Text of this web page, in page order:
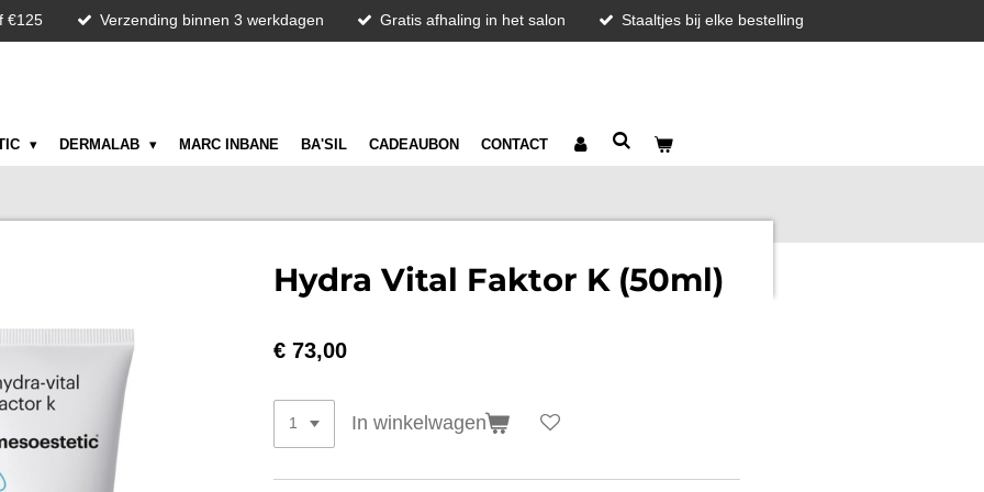
€125 Verzending binnen 3 werkdagen Gratis afhaling in het salon Staaltjes bij elke bestelling
DERMALAB MARC INBANE BA'SIL CADEAUBON CONTACT
Hydra Vital Faktor K (50ml)
€ 73,00
In winkelwagen